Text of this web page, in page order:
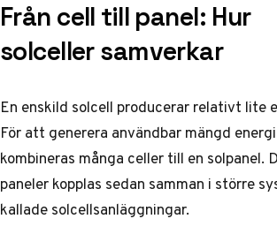
Från cell till panel: Hur
solceller samverkar
En enskild solcell producerar relativt lite
För att generera användbar mängd energi
kombineras många celler till en solpanel.
paneler kopplas sedan samman i större
kallade solcellsanläggningar.